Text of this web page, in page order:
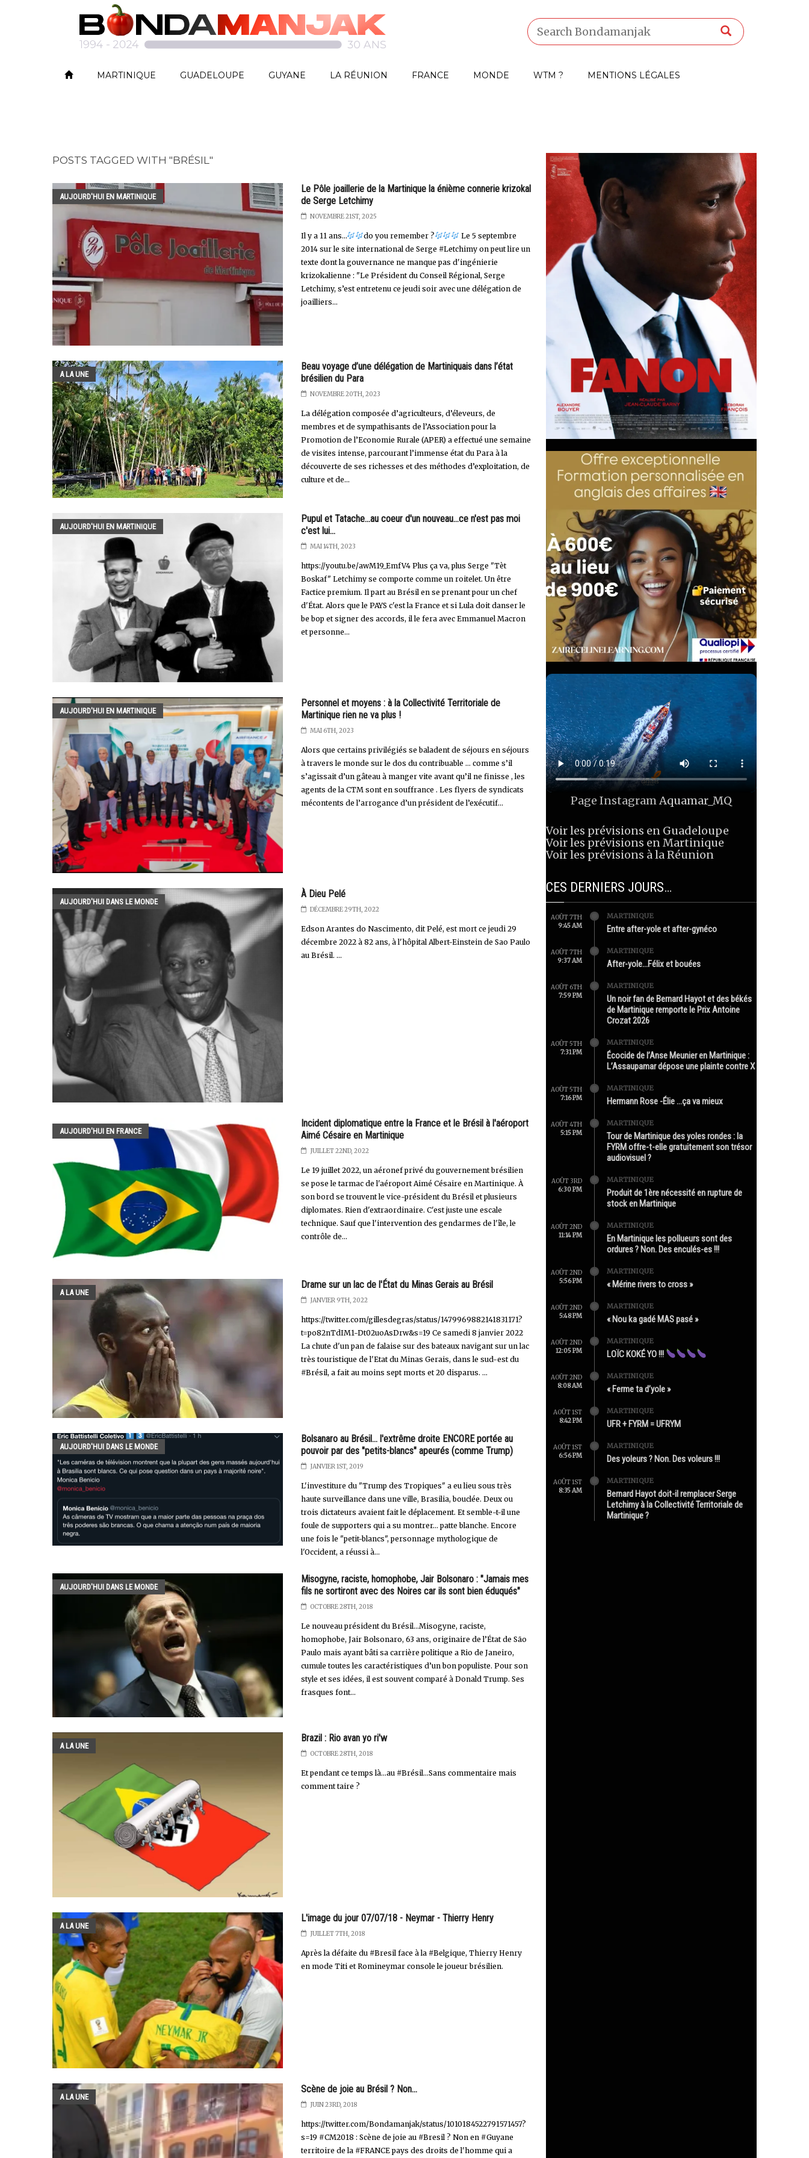
MARTINIQUE GUADELOUPE GUYANE LA RÉUNION FRANCE MONDE WTM ? MENTIONS LÉGALES
POSTS TAGGED WITH "BRÉSIL"
AUJOURD'HUI EN MARTINIQUE
Le Pôle joaillerie de la Martinique la énième connerie krizokal
de Serge Letchimy
NOVEMBRE 21ST, 2025
Il y a 11 ans... do you remember ?
Le 5 septembre
2014 sur le site international de Serge #Letchimy on peut lire un
texte dont la gouvernance ne manque pas d'ingénierie
krizokalienne : "Le Président du Conseil Régional, Serge
Letchimy, s’est entretenu ce jeudi soir avec une délégation de
joailliers...
A LA UNE
Beau voyage d’une délégation de Martiniquais dans l’état
brésilien du Para
NOVEMBRE 20TH, 2023
La délégation composée d’agriculteurs, d’éleveurs, de
membres et de sympathisants de l’Association pour la
Promotion de l’Economie Rurale (APER) a effectué une semaine
de visites intense, parcourant l’immense état du Para à la
découverte de ses richesses et des méthodes d’exploitation, de
culture et de...
AUJOURD'HUI EN MARTINIQUE
Pupul et Tatache...au coeur d'un nouveau...ce n'est pas moi
c'est lui...
MAI 14TH, 2023
https://youtu.be/awM19_EmfV4 Plus ça va, plus Serge "Tèt
Boskaf" Letchimy se comporte comme un roitelet. Un être
Factice premium. Il part au Brésil en se prenant pour un chef
d'État. Alors que le PAYS c'est la France et si Lula doit danser le
be bop et signer des accords, il le fera avec Emmanuel Macron
et personne...
AUJOURD'HUI EN MARTINIQUE
Personnel et moyens : à la Collectivité Territoriale de
Martinique rien ne va plus !
MAI 6TH, 2023
Alors que certains privilégiés se baladent de séjours en séjours
à travers le monde sur le dos du contribuable … comme s’il
s’agissait d’un gâteau à manger vite avant qu’il ne finisse , les
agents de la CTM sont en souffrance . Les flyers de syndicats
mécontents de l’arrogance d’un président de l’exécutif...
AUJOURD'HUI DANS LE MONDE
À Dieu Pelé
DÉCEMBRE 29TH, 2022
Edson Arantes do Nascimento, dit Pelé, est mort ce jeudi 29
décembre 2022 à 82 ans, à l'hôpital Albert-Einstein de Sao Paulo
au Brésil. ...
AUJOURD'HUI EN FRANCE
Incident diplomatique entre la France et le Brésil à l'aéroport
Aimé Césaire en Martinique
JUILLET 22ND, 2022
Le 19 juillet 2022, un aéronef privé du gouvernement brésilien
se pose le tarmac de l'aéroport Aimé Césaire en Martinique. À
son bord se trouvent le vice-président du Brésil et plusieurs
diplomates. Rien d'extraordinaire. C'est juste une escale
technique. Sauf que l'intervention des gendarmes de l'île, le
contrôle de...
A LA UNE
Drame sur un lac de l'État du Minas Gerais au Brésil
JANVIER 9TH, 2022
https://twitter.com/gillesdegras/status/1479969882141831171?
t=po82nTdIM1-Dt02uoAsDrw&s=19 Ce samedi 8 janvier 2022
La chute d'un pan de falaise sur des bateaux navigant sur un lac
très touristique de l'Etat du Minas Gerais, dans le sud-est du
#Brésil, a fait au moins sept morts et 20 disparus. ...
AUJOURD'HUI DANS LE MONDE
Bolsanaro au Brésil... l'extrême droite ENCORE portée au
pouvoir par des "petits-blancs" apeurés (comme Trump)
JANVIER 1ST, 2019
L'investiture du "Trump des Tropiques" a eu lieu sous très
haute surveillance dans une ville, Brasilia, bouclée. Deux ou
trois dictateurs avaient fait le déplacement. Et semble-t-il une
foule de supporters qui a su montrer... patte blanche. Encore
une fois le "petit-blancs", personnage mythologique de
l'Occident, a réussi à...
AUJOURD'HUI DANS LE MONDE
Misogyne, raciste, homophobe, Jair Bolsonaro : "Jamais mes
fils ne sortiront avec des Noires car ils sont bien éduqués"
OCTOBRE 28TH, 2018
Le nouveau président du Brésil...Misogyne, raciste,
homophobe, Jair Bolsonaro, 63 ans, originaire de l’État de São
Paulo mais ayant bâti sa carrière politique a Rio de Janeiro,
cumule toutes les caractéristiques d’un bon populiste. Pour son
style et ses idées, il est souvent comparé à Donald Trump. Ses
frasques font...
A LA UNE
Brazil : Rio avan yo ri'w
OCTOBRE 28TH, 2018
Et pendant ce temps là...au #Brésil...Sans commentaire mais
comment taire ?
A LA UNE
L'image du jour 07/07/18 - Neymar - Thierry Henry
JUILLET 7TH, 2018
Après la défaite du #Bresil face à la #Belgique, Thierry Henry
en mode Titi et Romineymar console le joueur brésilien.
A LA UNE
Scène de joie au Brésil ? Non...
JUIN 23RD, 2018
https://twitter.com/Bondamanjak/status/1010184522791571457?
s=19 #CM2018 : Scène de joie au #Bresil ? Non en #Guyane
territoire de la #FRANCE pays des droits de l'homme qui a
Page InstagramAquamar_MQ
Voir les prévisions en Guadeloupe
Voir les prévisions en Martinique
Voir les prévisions à la Réunion
CES DERNIERS JOURS…
AOÛT 7TH
9:45 AM
MARTINIQUE
Entre after-yole et after-gynéco
AOÛT 7TH
9:37 AM
MARTINIQUE
After-yole…Félix et bouées
AOÛT 6TH
7:59 PM
MARTINIQUE
Un noir fan de Bernard Hayot et des békés
de Martinique remporte le Prix Antoine
Crozat 2026
AOÛT 5TH
7:31 PM
MARTINIQUE
Écocide de l’Anse Meunier en Martinique :
L’Assaupamar dépose une plainte contre X
AOÛT 5TH
7:16 PM
MARTINIQUE
Hermann Rose -Élie …ça va mieux
AOÛT 4TH
5:15 PM
MARTINIQUE
Tour de Martinique des yoles rondes : la
FYRM offre-t-elle gratuitement son trésor
audiovisuel ?
AOÛT 3RD
6:30 PM
MARTINIQUE
Produit de 1ère nécessité en rupture de
stock en Martinique
AOÛT 2ND
11:14 PM
MARTINIQUE
En Martinique les pollueurs sont des
ordures ? Non. Des enculés-es !!!
AOÛT 2ND
5:56 PM
MARTINIQUE
« Mérine rivers to cross »
AOÛT 2ND
5:48 PM
MARTINIQUE
« Nou ka gadé MAS pasé »
AOÛT 2ND
12:05 PM
MARTINIQUE
LOÏC KOKÉ YO !!!
AOÛT 2ND
8:08 AM
MARTINIQUE
« Ferme ta d’yole »
AOÛT 1ST
8:42 PM
MARTINIQUE
UFR + FYRM = UFRYM
AOÛT 1ST
6:56 PM
MARTINIQUE
Des yoleurs ? Non. Des voleurs !!!
AOÛT 1ST
8:35 AM
MARTINIQUE
Bernard Hayot doit-il remplacer Serge
Letchimy à la Collectivité Territoriale de
Martinique ?